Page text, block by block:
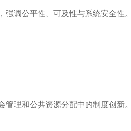
调公平性、可及性与系统安全性。
理和公共资源分配中的制度创新。